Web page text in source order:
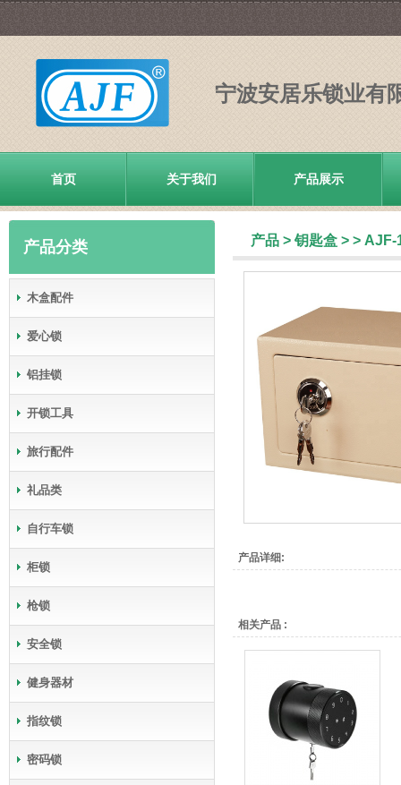
宁波安居乐锁业有
首页 关于我们 产品展示
产品分类
木盒配件
爱心锁
铝挂锁
开锁工具
旅行配件
礼品类
自行车锁
柜锁
枪锁
安全锁
健身器材
指纹锁
密码锁
产品 > 钥匙盒 > > AJF-
产品详细:
相关产品 :